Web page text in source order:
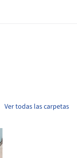
Ver todas las carpetas